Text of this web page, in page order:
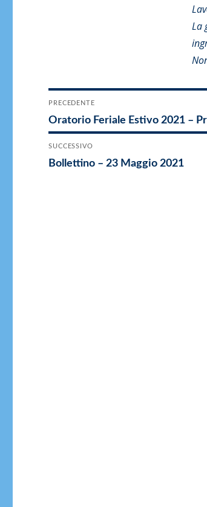
La
Navigazione
articoli
PRECEDENTE
Articolo
precedente:
Oratorio Feriale Estivo 2021 –
SUCCESSIVO
Articolo
Bollettino – 23 Maggio 2021